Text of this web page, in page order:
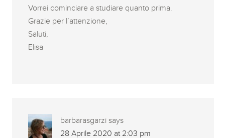
Vorrei cominciare a studiare quanto prima.
Grazie per l’attenzione,
Saluti,
Elisa
barbarasgarzi says
28 Aprile 2020 at 2:03 pm